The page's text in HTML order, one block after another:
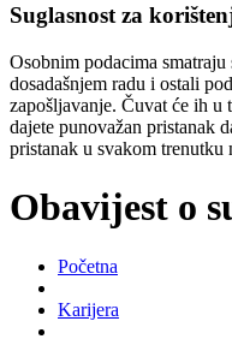
Suglasnost za
Osobnim podacima
dosadašnjem radu i ostali
zapošljavanje. Čuvat će ih
dajete punovažan pristanak
pristanak u svakom trenutku
Obavijest o
Početna
Karijera